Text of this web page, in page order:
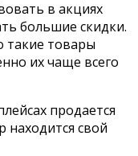
в акциях
большие скидки.
такие товары
их чаще всего
продается
находится свой